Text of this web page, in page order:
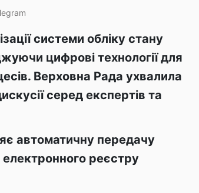
системи обліку стану
цифрові технології для
Верховна Рада ухвалила
серед експертів та
автоматичну передачу
реєстру